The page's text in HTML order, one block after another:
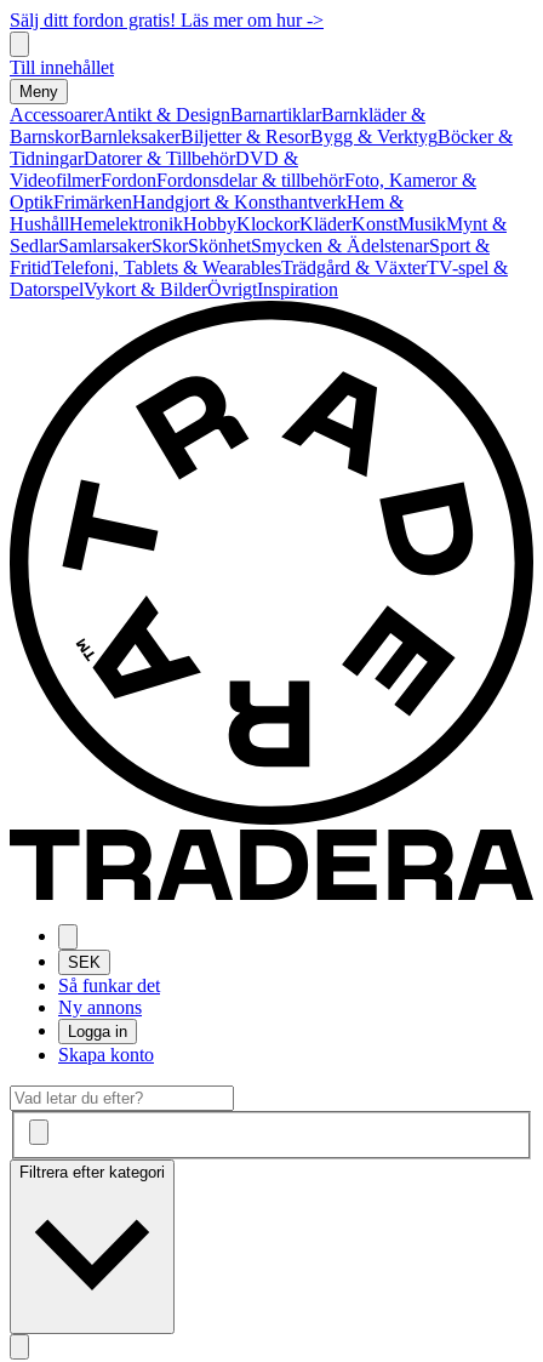
Sälj ditt fordon gratis! Läs mer om hur ->
Till innehållet
Meny
AccessoarerAntikt & DesignBarnartiklarBarnkläder &
BarnskorBarnleksakerBiljetter & ResorBygg & VerktygBöcker &
TidningarDatorer & TillbehörDVD &
VideofilmerFordonFordonsdelar & tillbehörFoto, Kameror &
OptikFrimärkenHandgjort & KonsthantverkHem &
HushållHemelektronikHobbyKlockorKläderKonstMusikMynt &
SedlarSamlarsakerSkorSkönhetSmycken & ÄdelstenarSport &
FritidTelefoni, Tablets & WearablesTrädgård & VäxterTV-spel &
DatorspelVykort & BilderÖvrigtInspiration
SEK
Så funkar det
Ny annons
Logga in
Skapa konto
Filtrera efter kategori